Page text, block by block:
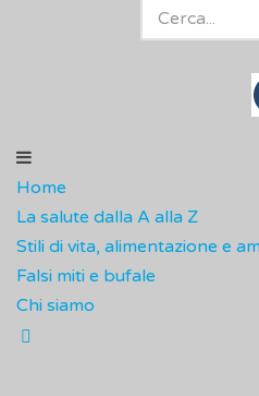
Home
La salute dalla A alla Z
Stili di vita, alimentazione e
Falsi miti e bufale
Chi siamo